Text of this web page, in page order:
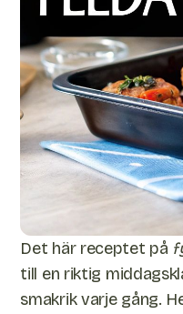
Det här receptet på
till en riktig
smakrik varje gång.